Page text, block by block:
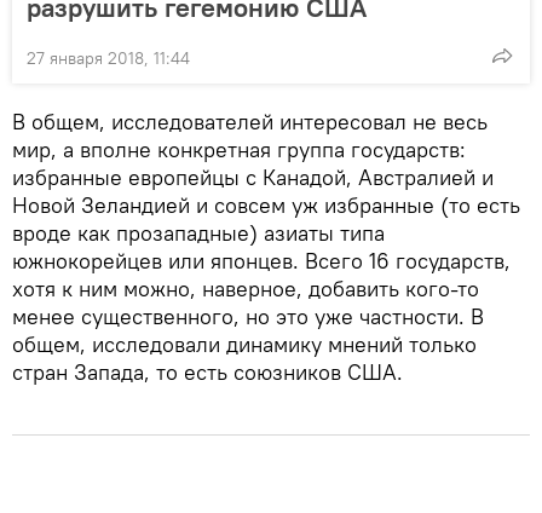
разрушить гегемонию США
27 января 2018, 11:44
В общем, исследователей интересовал не весь
мир, а вполне конкретная группа государств:
избранные европейцы с Канадой, Австралией и
Новой Зеландией и совсем уж избранные (то есть
вроде как прозападные) азиаты типа
южнокорейцев или японцев. Всего 16 государств,
хотя к ним можно, наверное, добавить кого-то
менее существенного, но это уже частности. В
общем, исследовали динамику мнений только
стран Запада, то есть союзников США.